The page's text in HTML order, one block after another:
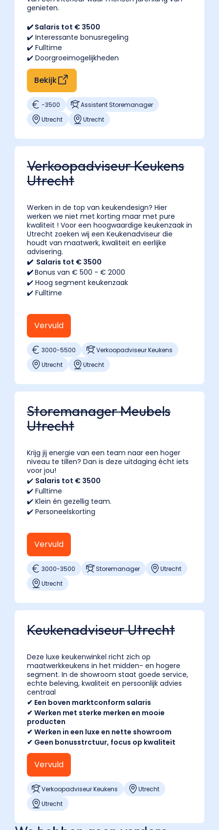
samenstellen
meubel-,
inrichting
sluit
verkoopproces
interieurstylist
interieurontwerper
zelfstandig
klanten
complete
inrichtingsplannen.
ProSale
bemiddelt
verkopers
woonwinkels,
freelance
stylisten."
"@type":
"Question",
"name":
"Hoeveel
verdient
verkoper
Utrecht?",
"acceptedAnswer":
"Answer",
"Tussen
€3.700
maand,
afhankelijk
functie,
segment
ervaring.
hogere
genieten.
✔️ Salaris tot € 3500
✔️ Interessante bonusregeling
✔️ Fulltime
✔️ Doorgroeimogelijkheden
-3500
Assistent Storemanager
Utrecht
Utrecht
Bekijk
Verkoopadviseur Keukens
Utrecht
Werken in de top van keukendesign? Hier
werken we niet met korting maar met pure
kwaliteit ! Voor een hoogwaardige keukenzaak in
Utrecht zoeken wij een Keukenadviseur die
houdt van maatwerk, kwaliteit en eerlijke
advisering.
✔️ Salaris tot € 3500
✔️Bonus van € 500 - € 2000
✔️ Hoog segment keukenzaak
✔️ Fulltime
3000-5500
Verkoopadviseur Keukens
Utrecht
Utrecht
Vervuld
Storemanager Meubels
Utrecht
Krijg jij energie van een team naar een hoger
niveau te tillen? Dan is deze uitdaging écht iets
voor jou!
✔️ Salaris tot € 3500
✔️ Fulltime
✔️ Klein én gezellig team.
✔️ Personeelskorting
3000-3500 Storemanager
Utrecht
Utrecht
Vervuld
Keukenadviseur Utrecht
Deze luxe keukenwinkel richt zich op
maatwerkkeukens in het midden- en hogere
segment. In de showroom staat goede service,
echte beleving, kwaliteit en persoonlijk advies
centraal
✔ Een boven marktconform salaris
✔ Werken met sterke merken en mooie
producten
✔ Werken in een luxe en nette showroom
✔ Geen bonusstrctuur, focus op kwaliteit
Verkoopadviseur Keukens
Utrecht
Utrecht
Vervuld